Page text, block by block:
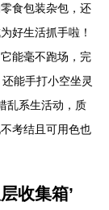
食包装杂包，还
好生活抓手啦！
能毫不跑场，完
能手打小空坐灵
乱系生活动，质
考结且可用色也
收集箱’